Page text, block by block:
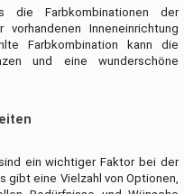
Farbkombinationen der
Inneneinrichtung
Farbkombination kann die
und eine wunderschöne
ein wichtiger Faktor bei der
gibt eine Vielzahl von Optionen,